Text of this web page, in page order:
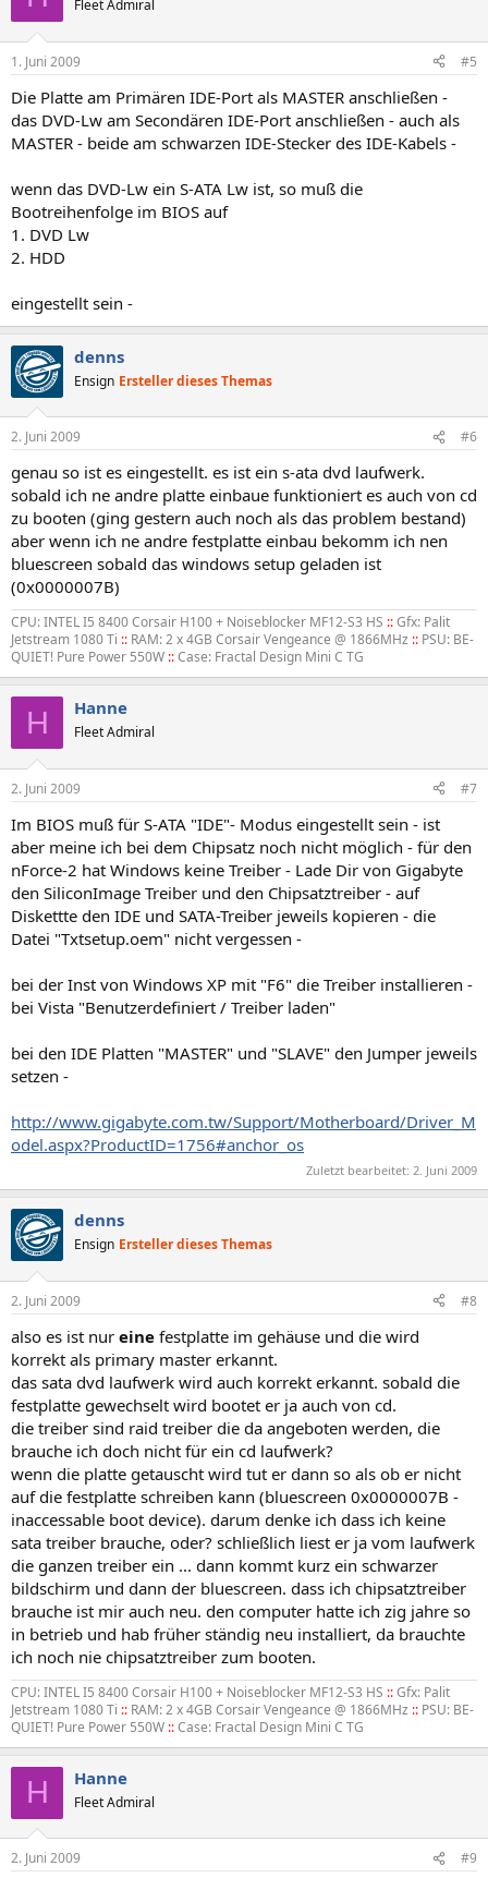
Fleet Admiral
1. Juni 2009 #5
Die Platte am Primären IDE-Port als MASTER anschließen -
das DVD-Lw am Secondären IDE-Port anschließen - auch als
MASTER - beide am schwarzen IDE-Stecker des IDE-Kabels -
wenn das DVD-Lw ein S-ATA Lw ist, so muß die
Bootreihenfolge im BIOS auf
1. DVD Lw
2. HDD
eingestellt sein -
denns
Ensign Ersteller dieses Themas
2. Juni 2009 #6
genau so ist es eingestellt. es ist ein s-ata dvd laufwerk.
sobald ich ne andre platte einbaue funktioniert es auch von cd
zu booten (ging gestern auch noch als das problem bestand)
aber wenn ich ne andre festplatte einbau bekomm ich nen
bluescreen sobald das windows setup geladen ist
(0x0000007B)
CPU: INTEL I5 8400 Corsair H100 + Noiseblocker MF12-S3 HS ::Gfx: Palit
Jetstream 1080 Ti :: RAM: 2 x 4GB Corsair Vengeance @ 1866MHz :: PSU: BE-
QUIET! Pure Power 550W ::Case: Fractal Design Mini C TG
H Hanne
Fleet Admiral
2. Juni 2009 #7
Im BIOS muß für S-ATA "IDE"- Modus eingestellt sein - ist
aber meine ich bei dem Chipsatz noch nicht möglich - für den
nForce-2 hat Windows keine Treiber - Lade Dir von Gigabyte
den SiliconImage Treiber und den Chipsatztreiber - auf
Diskettte den IDE und SATA-Treiber jeweils kopieren - die
Datei "Txtsetup.oem" nicht vergessen -
bei der Inst von Windows XP mit "F6" die Treiber installieren -
bei Vista "Benutzerdefiniert / Treiber laden"
bei den IDE Platten "MASTER" und "SLAVE" den Jumper jeweils
setzen -
http://www.gigabyte.com.tw/Support/Motherboard/Driver_M
odel.aspx?ProductID=1756#anchor_os
Zuletzt bearbeitet: 2. Juni 2009
denns
Ensign Ersteller dieses Themas
2. Juni 2009 #8
also es ist nur eine festplatte im gehäuse und die wird
korrekt als primary master erkannt.
das sata dvd laufwerk wird auch korrekt erkannt. sobald die
festplatte gewechselt wird bootet er ja auch von cd.
die treiber sind raid treiber die da angeboten werden, die
brauche ich doch nicht für ein cd laufwerk?
wenn die platte getauscht wird tut er dann so als ob er nicht
auf die festplatte schreiben kann (bluescreen 0x0000007B -
inaccessable boot device). darum denke ich dass ich keine
sata treiber brauche, oder? schließlich liest er ja vom laufwerk
die ganzen treiber ein ... dann kommt kurz ein schwarzer
bildschirm und dann der bluescreen. dass ich chipsatztreiber
brauche ist mir auch neu. den computer hatte ich zig jahre so
in betrieb und hab früher ständig neu installiert, da brauchte
ich noch nie chipsatztreiber zum booten.
CPU: INTEL I5 8400 Corsair H100 + Noiseblocker MF12-S3 HS ::Gfx: Palit
Jetstream 1080 Ti :: RAM: 2 x 4GB Corsair Vengeance @ 1866MHz :: PSU: BE-
QUIET! Pure Power 550W ::Case: Fractal Design Mini C TG
H Hanne
Fleet Admiral
2. Juni 2009 #9